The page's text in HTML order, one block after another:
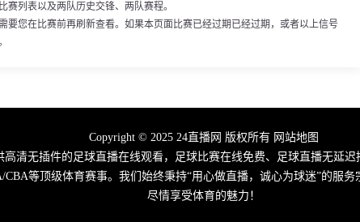
列表以及两队历史交锋、两队赛程。
要您在比赛前再刷新查看。如果本页面比赛已经过期已经过期，或者以上信号
Copyright © 2025 24直播网 版权所有 网站地图
清无插件的足球直播在线观看，足球比赛在线免费、足球直播无延
等顶级体育赛事。我们始终秉持“用心做直播，诚心为球迷”的服
尽情享受体育的魅力！